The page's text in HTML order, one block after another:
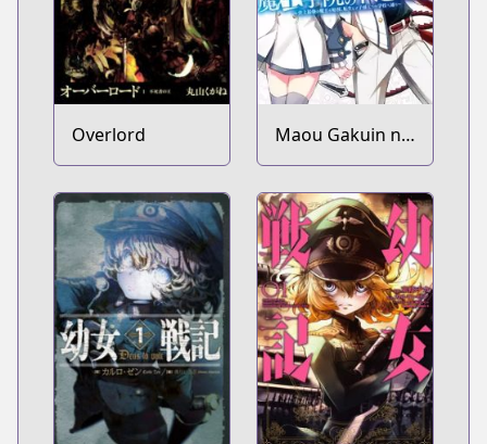
Overlord
Maou Gakuin no
Futekigousha:
Shijou Saikyou
no Maou no
Shiso, Tensei
shite Shison-
tachi no Gakkou
e Kayou